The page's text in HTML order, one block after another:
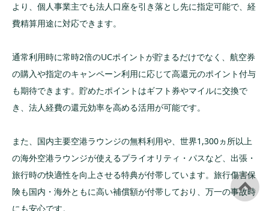
より、個人事業主でも法人口座を引き落とし先に指定可能で、経
費精算用途に対応できます。
通常利用時に常時2倍のUCポイントが貯まるだけでなく、航空券
の購入や指定のキャンペーン利用に応じて高還元のポイント付与
も期待できます。貯めたポイントはギフト券やマイルに交換で
き、法人経費の還元効率を高める活用が可能です。
また、国内主要空港ラウンジの無料利用や、世界1,300ヵ所以上
の海外空港ラウンジが使えるプライオリティ・パスなど、出張・
旅行時の快適性を向上させる特典が付帯しています。旅行傷害保
険も国内・海外ともに高い補償額が付帯しており、万一の事故時
にも安心です。